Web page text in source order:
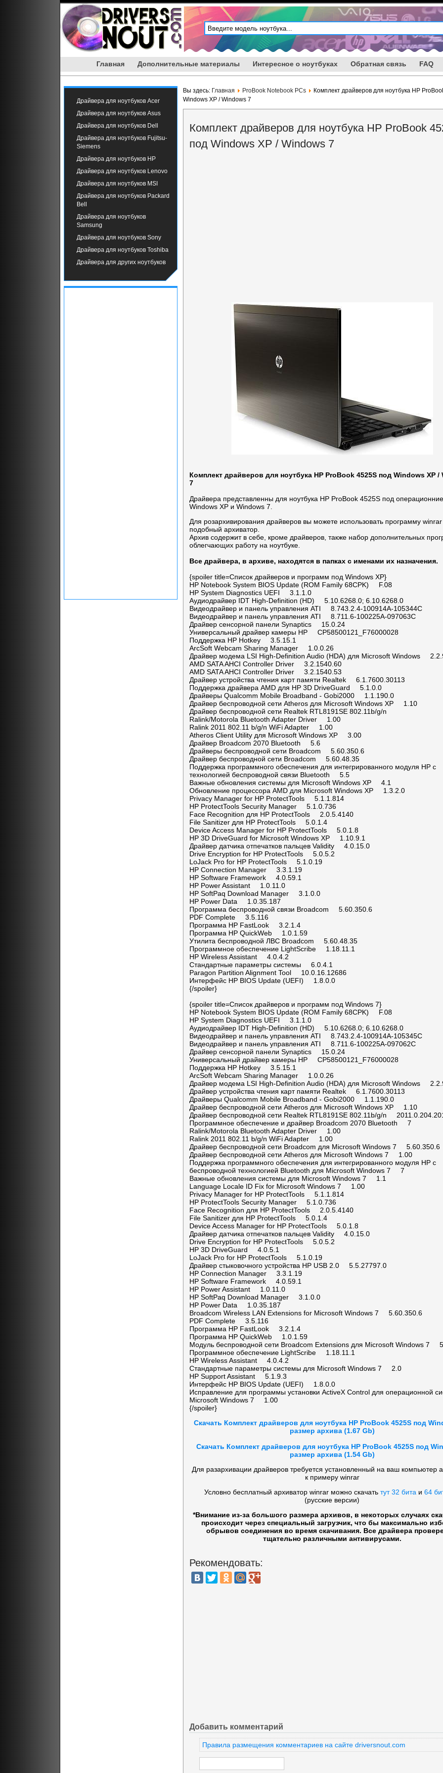
Главная Дополнительные материалы Интересное о ноутбуках Обратная связь FAQ
Драйвера для ноутбуков Acer
Драйвера для ноутбуков Asus
Драйвера для ноутбуков Dell
Драйвера для ноутбуков Fujitsu-
Siemens
Драйвера для ноутбуков HP
Драйвера для ноутбуков Lenovo
Драйвера для ноутбуков MSI
Драйвера для ноутбуков Packard
Bell
Драйвера для ноутбуков
Samsung
Драйвера для ноутбуков Sony
Драйвера для ноутбуков Toshiba
Драйвера для других ноутбуков
Вы здесь: Главная ProBook Notebook PCs
Комплект драйверов для ноутбука HP
Windows XP / Windows 7
Комплект драйверов для ноутбука HP ProBook
под Windows XP / Windows 7
Комплект драйверов для ноутбука HP ProBook 4525S под Windows XP /
7
Драйвера представленны для ноутбука HP ProBook 4525S под
Windows XP и Windows 7.
Для розархивирования драйверов вы можете использовать программу
подобный архиватор.
Архив содержит в себе, кроме драйверов, также набор дополнительных
облегчающих работу на ноутбуке.
Все драйвера, в архиве, находятся в папках с именами их назначения.
{spoiler title=Список драйверов и программ под Windows XP}
HP Notebook System BIOS Update (ROM Family 68CPK) F.08
HP System Diagnostics UEFI 3.1.1.0
Аудиодрайвер IDT High-Definition (HD) 5.10.6268.0; 6.10.6268.0
Видеодрайвер и панель управления ATI 8.743.2.4-100914A-105344C
Видеодрайвер и панель управления ATI 8.711.6-100225A-097063C
Драйвер сенсорной панели Synaptics 15.0.24
Универсальный драйвер камеры HP CP58500121_F76000028
Поддержка HP Hotkey 3.5.15.1
ArcSoft Webcam Sharing Manager 1.0.0.26
Драйвер модема LSI High-Definition Audio (HDA) для Microsoft Windows
AMD SATA AHCI Controller Driver 3.2.1540.60
AMD SATA AHCI Controller Driver 3.2.1540.53
Драйвер устройства чтения карт памяти Realtek 6.1.7600.30113
Поддержка драйвера AMD для HP 3D DriveGuard 5.1.0.0
Драйверы Qualcomm Mobile Broadband - Gobi2000 1.1.190.0
Драйвер беспроводной сети Atheros для Microsoft Windows XP 1.10
Драйвер беспроводной сети Realtek RTL8191SE 802.11b/g/n
Ralink/Motorola Bluetooth Adapter Driver 1.00
Ralink 2011 802.11 b/g/n WiFi Adapter 1.00
Atheros Client Utility для Microsoft Windows XP 3.00
Драйвер Broadcom 2070 Bluetooth 5.6
Драйверы беспроводной сети Broadcom 5.60.350.6
Драйвер беспроводной сети Broadcom 5.60.48.35
Поддержка программного обеспечения для интегрированного модуля HP с
технологией беспроводной связи Bluetooth 5.5
Важные обновления системы для Microsoft Windows XP 4.1
Обновление процессора AMD для Microsoft Windows XP 1.3.2.0
Privacy Manager for HP ProtectTools 5.1.1.814
HP ProtectTools Security Manager 5.1.0.736
Face Recognition для HP ProtectTools 2.0.5.4140
File Sanitizer для HP ProtectTools 5.0.1.4
Device Access Manager for HP ProtectTools 5.0.1.8
HP 3D DriveGuard for Microsoft Windows XP 1.10.9.1
Драйвер датчика отпечатков пальцев Validity 4.0.15.0
Drive Encryption for HP ProtectTools 5.0.5.2
LoJack Pro for HP ProtectTools 5.1.0.19
HP Connection Manager 3.3.1.19
HP Software Framework 4.0.59.1
HP Power Assistant 1.0.11.0
HP SoftPaq Download Manager 3.1.0.0
HP Power Data 1.0.35.187
Программа беспроводной связи Broadcom 5.60.350.6
PDF Complete 3.5.116
Программа HP FastLook 3.2.1.4
Программа HP QuickWeb 1.0.1.59
Утилита беспроводной ЛВС Broadcom 5.60.48.35
Программное обеспечение LightScribe 1.18.11.1
HP Wireless Assistant 4.0.4.2
Стандартные параметры системы 6.0.4.1
Paragon Partition Alignment Tool 10.0.16.12686
Интерфейс HP BIOS Update (UEFI) 1.8.0.0
{/spoiler}
{spoiler title=Список драйверов и программ под Windows 7}
HP Notebook System BIOS Update (ROM Family 68CPK) F.08
HP System Diagnostics UEFI 3.1.1.0
Аудиодрайвер IDT High-Definition (HD) 5.10.6268.0; 6.10.6268.0
Видеодрайвер и панель управления ATI 8.743.2.4-100914A-105345C
Видеодрайвер и панель управления ATI 8.711.6-100225A-097062C
Драйвер сенсорной панели Synaptics 15.0.24
Универсальный драйвер камеры HP CP58500121_F76000028
Поддержка HP Hotkey 3.5.15.1
ArcSoft Webcam Sharing Manager 1.0.0.26
Драйвер модема LSI High-Definition Audio (HDA) для Microsoft Windows
Драйвер устройства чтения карт памяти Realtek 6.1.7600.30113
Драйверы Qualcomm Mobile Broadband - Gobi2000 1.1.190.0
Драйвер беспроводной сети Atheros для Microsoft Windows XP 1.10
Драйвер беспроводной сети Realtek RTL8191SE 802.11b/g/n
Программное обеспечение и драйвер Broadcom 2070 Bluetooth 7
Ralink/Motorola Bluetooth Adapter Driver 1.00
Ralink 2011 802.11 b/g/n WiFi Adapter 1.00
Драйвер беспроводной сети Broadcom для Microsoft Windows 7 5.60.350.6
Драйвер беспроводной сети Atheros для Microsoft Windows 7 1.00
Поддержка программного обеспечения для интегрированного модуля HP с
беспроводной технологией Bluetooth для Microsoft Windows 7 7
Важные обновления системы для Microsoft Windows 7 1.1
Language Locale ID Fix for Microsoft Windows 7 1.00
Privacy Manager for HP ProtectTools 5.1.1.814
HP ProtectTools Security Manager 5.1.0.736
Face Recognition для HP ProtectTools 2.0.5.4140
File Sanitizer для HP ProtectTools 5.0.1.4
Device Access Manager for HP ProtectTools 5.0.1.8
Драйвер датчика отпечатков пальцев Validity 4.0.15.0
Drive Encryption for HP ProtectTools 5.0.5.2
HP 3D DriveGuard 4.0.5.1
LoJack Pro for HP ProtectTools 5.1.0.19
Драйвер стыковочного устройства HP USB 2.0 5.5.27797.0
HP Connection Manager 3.3.1.19
HP Software Framework 4.0.59.1
HP Power Assistant 1.0.11.0
HP SoftPaq Download Manager 3.1.0.0
HP Power Data 1.0.35.187
Broadcom Wireless LAN Extensions for Microsoft Windows 7 5.60.350.6
PDF Complete 3.5.116
Программа HP FastLook 3.2.1.4
Программа HP QuickWeb 1.0.1.59
Модуль беспроводной сети Broadcom Extensions для Microsoft Windows 7
Программное обеспечение LightScribe 1.18.11.1
HP Wireless Assistant 4.0.4.2
Стандартные параметры системы для Microsoft Windows 7 2.0
HP Support Assistant 5.1.9.3
Интерфейс HP BIOS Update (UEFI) 1.8.0.0
Исправление для программы установки ActiveX Control для операционной
Microsoft Windows 7 1.00
{/spoiler}
Скачать Комплект драйверов для ноутбука HP ProBook 4525S под
размер архива (1.67 Gb)
Скачать Комплект драйверов для ноутбука HP ProBook 4525S под
размер архива (1.54 Gb)
Для разархивации драйверов требуется установленный на ваш компьютер
к примеру winrar
Условно бесплатный архиватор winrar можно скачать тут 32 бита и 64
(русские версии)
*Внимание из-за большого размера архивов, в некоторых случаях
происходит через специальный загрузчик, что бы максимально
обрывов соединения во время скачивания. Все драйвера
тщательно различными антивирусами.
Рекомендовать:
Добавить комментарий
Правила размещения комментариев на сайте driversnout.com